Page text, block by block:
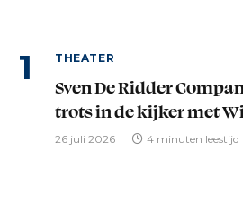
THEATER
Sven De Ridder
trots in de kijker met
26 juli 2026 4 minuten leestijd